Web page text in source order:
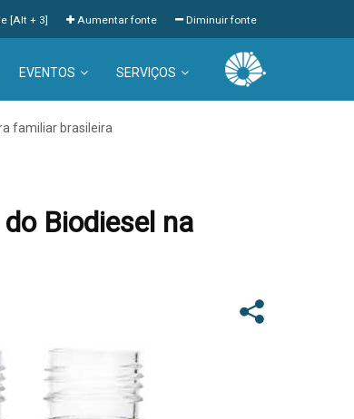
Diminuir fonte
Aumentar fonte
[Alt + 3]
EVENTOS SERVIÇOS
familiar brasileira
Biodiesel na